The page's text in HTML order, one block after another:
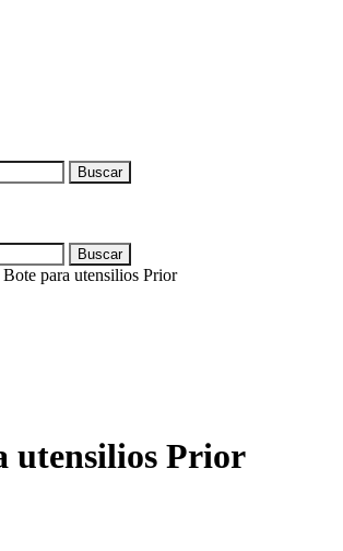
Bote para utensilios Prior
utensilios Prior